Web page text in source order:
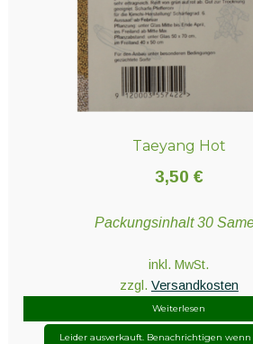
Taeyang Hot
3,50 €
Packungsinhalt 30
inkl. MwSt.
zzgl. Versandkosten
Weiterlesen
Leider ausverkauft. Benachrichtigen